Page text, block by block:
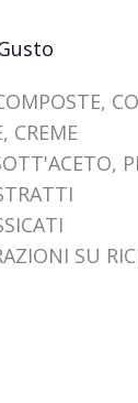
CREME
SU